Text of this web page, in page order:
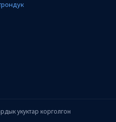
укуктар корголгон